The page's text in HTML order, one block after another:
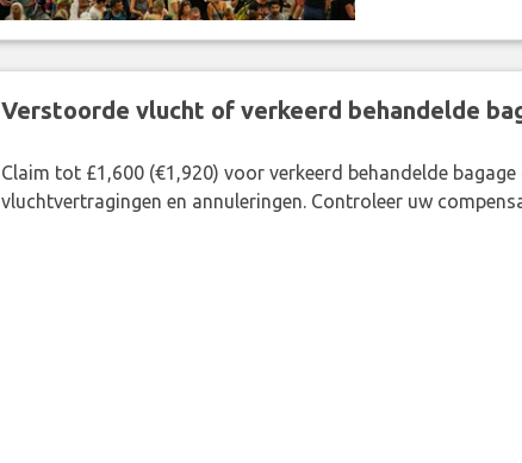
Verstoorde vlucht of verkeerd behandelde
Claim tot £1,600 (€1,920) voor verkeerd behandelde
vluchtvertragingen en annuleringen. Controleer uw